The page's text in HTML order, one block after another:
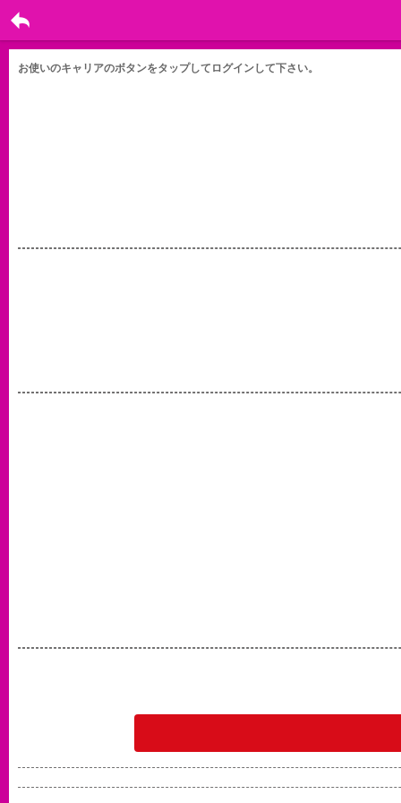
戻る
お使いのキャリアのボタンをタップしてログインして下さい。